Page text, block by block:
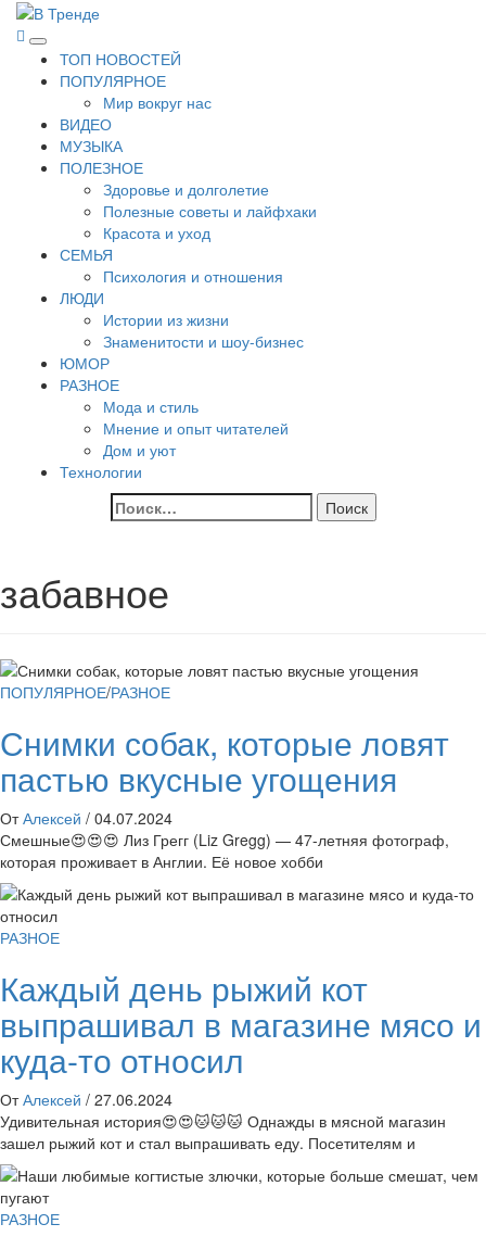
Перейти
содержимому
В Тренде
Самые свежие новости интернета
Основное
меню
ТОП НОВОСТЕЙ
ПОПУЛЯРНОЕ
Мир вокруг нас
ВИДЕО
МУЗЫКА
ПОЛЕЗНОЕ
Здоровье и долголетие
Полезные советы и лайфхаки
Красота и уход
СЕМЬЯ
Психология и отношения
ЛЮДИ
Истории из жизни
Знаменитости и шоу-бизнес
ЮМОР
РАЗНОЕ
Мода и стиль
Мнение и опыт читателей
Дом и уют
Технологии
Найти:
забавное
ПОПУЛЯРНОЕ/РАЗНОЕ
Снимки собак, которые ловят
пастью вкусные угощения
От Алексей / 04.07.2024
Смешные😍😍😍 Лиз Грегг (Liz Gregg) — 47-летняя фотограф,
которая проживает в Англии. Её новое хобби
РАЗНОЕ
Каждый день рыжий кот
выпрашивал в магазине мясо и
куда-то относил
От Алексей / 27.06.2024
Удивительная история😍😍🐱🐱🐱 Однажды в мясной магазин
зашел рыжий кот и стал выпрашивать еду. Посетителям и
РАЗНОЕ